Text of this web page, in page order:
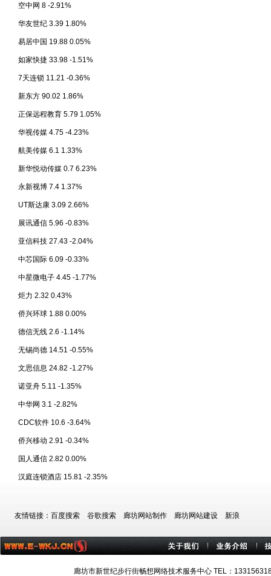
空中网 8 -2.91%
华友世纪 3.39 1.80%
易居中国 19.88 0.05%
如家快捷 33.98 -1.51%
7天连锁 11.21 -0.36%
新东方 90.02 1.86%
正保远程教育 5.79 1.05%
华视传媒 4.75 -4.23%
航美传媒 6.1 1.33%
新华悦动传媒 0.7 6.23%
永新视博 7.4 1.37%
UT斯达康 3.09 2.66%
展讯通信 5.96 -0.83%
亚信科技 27.43 -2.04%
中芯国际 6.09 -0.33%
中星微电子 4.45 -1.77%
炬力 2.32 0.43%
侨兴环球 1.88 0.00%
德信无线 2.6 -1.14%
无锡尚德 14.51 -0.55%
文思信息 24.82 -1.27%
诺亚舟 5.11 -1.35%
中华网 3.1 -2.82%
CDC软件 10.6 -3.64%
侨兴移动 2.91 -0.34%
国人通信 2.82 0.00%
汉庭连锁酒店 15.81 -2.35%
友情链接： 百度搜索 谷歌搜索 廊坊网站制作 廊坊网站建设 新浪
廊坊市新世纪步行街畅想网络技术服务中心 TEL：